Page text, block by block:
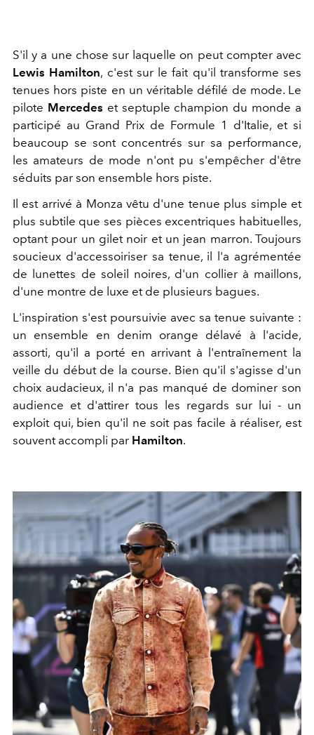
S'il y a une chose sur laquelle on peut compter avec
Lewis Hamilton, c'est sur le fait qu'il transforme ses
tenues hors piste en un véritable défilé de mode. Le
pilote Mercedes et septuple champion du monde a
participé au Grand Prix de Formule 1 d'Italie, et si
beaucoup se sont concentrés sur sa performance,
les amateurs de mode n'ont pu s'empêcher d'être
séduits par son ensemble hors piste.
Il est arrivé à Monza vêtu d'une tenue plus simple et
plus subtile que ses pièces excentriques habituelles,
optant pour un gilet noir et un jean marron. Toujours
soucieux d'accessoiriser sa tenue, il l'a agrémentée
de lunettes de soleil noires, d'un collier à maillons,
d'une montre de luxe et de plusieurs bagues.
L'inspiration s'est poursuivie avec sa tenue suivante :
un ensemble en denim orange délavé à l'acide,
assorti, qu'il a porté en arrivant à l'entraînement la
veille du début de la course. Bien qu'il s'agisse d'un
choix audacieux, il n'a pas manqué de dominer son
audience et d'attirer tous les regards sur lui - un
exploit qui, bien qu'il ne soit pas facile à réaliser, est
souvent accompli par Hamilton.